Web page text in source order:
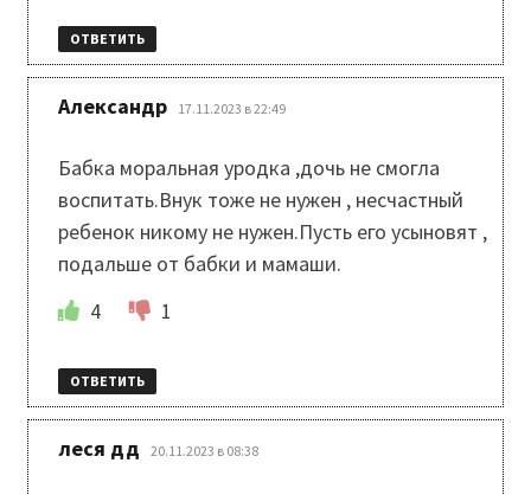
ОТВЕТИТЬ
Александр: 17.11.2023 в 22:49
Бабка моральная уродка ,дочь не смогла
воспитать.Внук тоже не нужен , несчастный
ребенок никому не нужен.Пусть его усыновят ,
подальше от бабки и мамаши.
4
1
ОТВЕТИТЬ
леся дд 20.11.2023 в 08:38